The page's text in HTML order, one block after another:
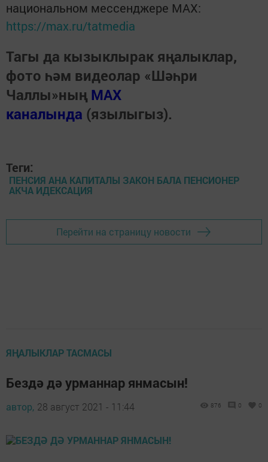
национальном мессенджере MАХ:
https://max.ru/tatmedia
Тагы да кызыклырак яңалыклар,
фото һәм видеолар «Шәһри
Чаллы»ның MAX
каналында (язылыгыз).
Теги:
ПЕНСИЯ АНА КАПИТАЛЫ ЗАКОН БАЛА ПЕНСИОНЕР
АКЧА ИДЕКСАЦИЯ
Перейти на страницу новости
ЯҢАЛЫКЛАР ТАСМАСЫ
Бездә дә урманнар янмасын!
автор, 28 август 2021 - 11:44 876 0 0